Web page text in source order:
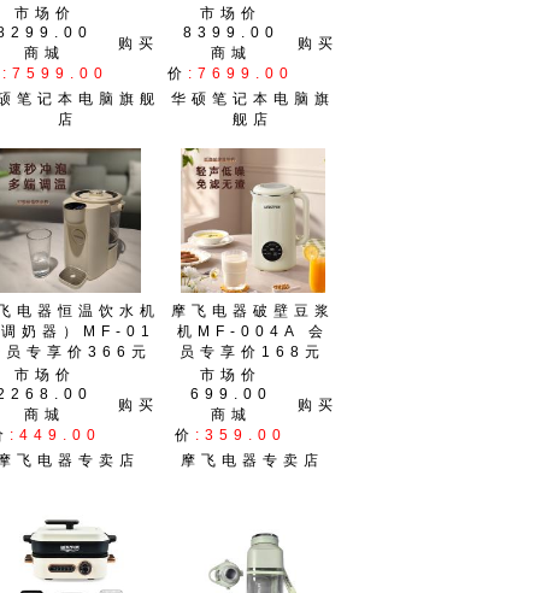
市场价
购买
商城
:7599.00
笔记本电脑旗舰
店
市场价
8399.00
购买
商城
价 :7699.00
华硕笔记本电脑旗
舰店
电器恒温饮水机
调奶器）MF-01
员专享价366元
市场价
购买
商城
:449.00
飞电器专卖店
摩飞电器破壁豆浆
机MF-004A 会
员专享价168元
市场价
699.00
购买
商城
价 :359.00
摩飞电器专卖店